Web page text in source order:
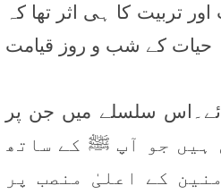
تربیت کا ہی اثر تھا کہ
حیات کے شب و روز قیامت
سلسلے میں جن پر
عنہن ہیں جو آپ ﷺ کے ساتھ
کے اعلیٰ منصب پر